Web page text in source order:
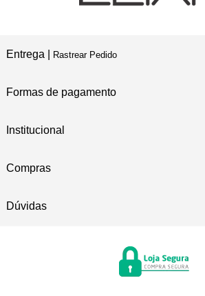
Entrega | Rastrear Pedido
Formas de pagamento
Institucional
Compras
Dúvidas